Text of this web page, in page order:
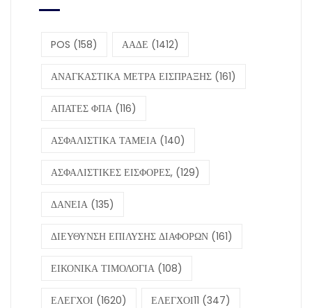
POS (158) ΑΑΔΕ (1412)
ΑΝΑΓΚΑΣΤΙΚΑ ΜΕΤΡΑ ΕΙΣΠΡΑΞΗΣ (161)
ΑΠΑΤΕΣ ΦΠΑ (116)
ΑΣΦΑΛΙΣΤΙΚΑ ΤΑΜΕΙΑ (140)
ΑΣΦΑΛΙΣΤΙΚΕΣ ΕΙΣΦΟΡΕΣ, (129)
ΔΑΝΕΙΑ (135)
ΔΙΕΥΘΥΝΣΗ ΕΠΙΛΥΣΗΣ ΔΙΑΦΟΡΩΝ (161)
ΕΙΚΟΝΙΚΑ ΤΙΜΟΛΟΓΙΑ (108)
ΕΛΕΓΧΟΙ (1620) ΕΛΕΓΧΟΙ11 (347)